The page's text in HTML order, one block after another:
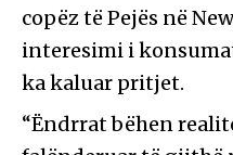
copëz të Pejës në
interesimi i
ka kaluar pritjet.
“Ëndrrat bëhen